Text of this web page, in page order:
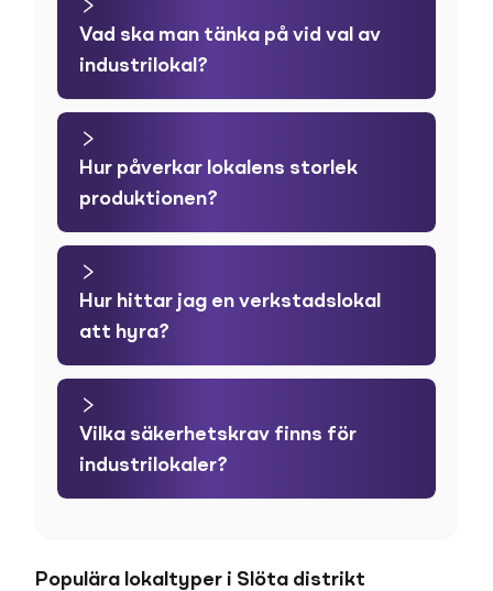
Vad ska man tänka på vid val av
industrilokal?
Hur påverkar lokalens storlek
produktionen?
Hur hittar jag en verkstadslokal
att hyra?
Vilka säkerhetskrav finns för
industrilokaler?
Populära lokaltyper i Slöta distrikt